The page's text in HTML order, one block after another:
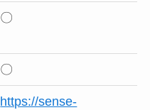
〇
〇
https://sense-